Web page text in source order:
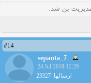
بن شد.
#14
sepanta_7
24 Jul 2018 12:29
ارسالها: 23327